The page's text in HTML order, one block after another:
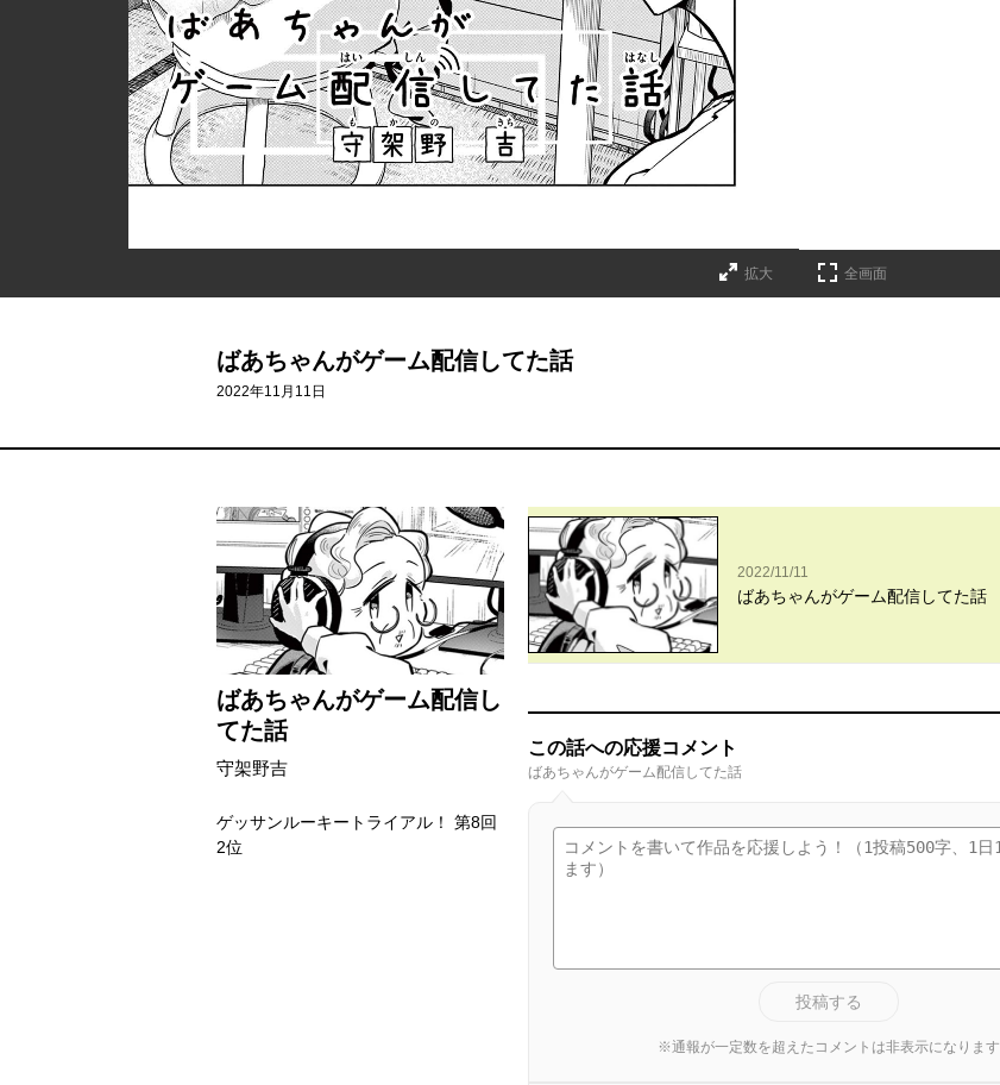
拡大 全画面
ばあちゃんがゲーム配信してた話
2022年11月11日
ばあちゃんがゲーム配信し
てた話
守架野吉
ゲッサンルーキートライアル！ 第8回
2位
2022/11/11
ばあちゃんがゲーム配信してた話
この話への応援コメント
ばあちゃんがゲーム配信してた話
投稿する
※通報が一定数を超えたコメントは非表示になります